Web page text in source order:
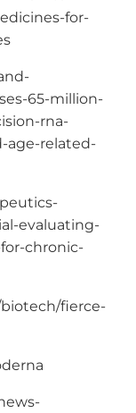
for-
65-million-
rna-
age-related-
evaluating-
chronic-
fierce-